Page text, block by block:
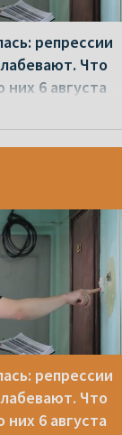
репрессии
Что
них 6 августа
репрессии
Что
них 6 августа